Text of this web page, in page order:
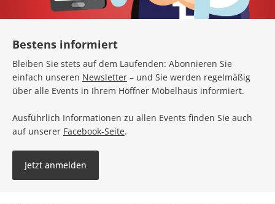
Bestens informiert
Bleiben Sie stets auf dem Laufenden: Abonnieren Sie
einfach unseren Newsletter – und Sie werden regelmäßig
über alle Events in Ihrem Höffner Möbelhaus informiert.
Ausführlich Informationen zu allen Events finden Sie auch
auf unserer Facebook-Seite.
Jetzt anmelden